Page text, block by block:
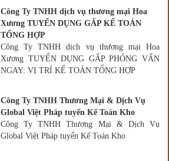
Công Ty TNHH dịch vụ thương mại Hoa
Xương TUYỂN DỤNG GẤP KẾ TOÁN
TỔNG HỢP
Công Ty TNHH dịch vụ thương mại Hoa
Xương TUYỂN DỤNG GẤP PHỎNG VẤN
NGAY: VỊ TRÍ KẾ TOÁN TỔNG HỢP
Công Ty TNHH Thương Mại & Dịch Vụ
Global Việt Pháp tuyển Kế Toán Kho
Công Ty TNHH Thương Mại & Dịch Vụ
Global Việt Pháp tuyển Kế Toán Kho